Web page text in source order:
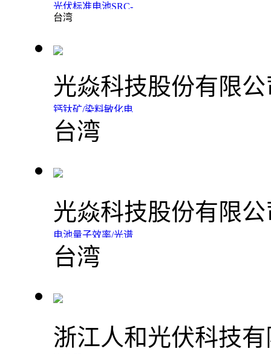
光伏标准电池SRC-
2020
台湾
光焱科技股份有限公
钙钛矿/染料敏化电
池专用机QE-Mini
台湾
光焱科技股份有限公
电池量子效率/光谱
响应/IPCE测量仪
台湾
浙江人和光伏科技